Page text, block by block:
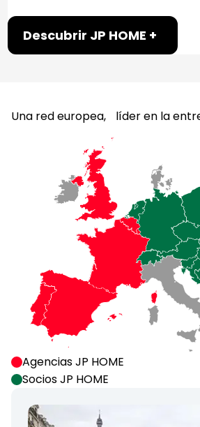
Descubrir JP HOME +
Una red europea, líder en la
Agencias JP HOME
Socios JP HOME